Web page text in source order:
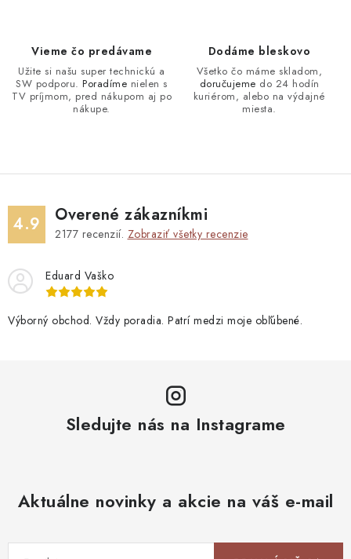
Vieme čo predávame
Užite si našu super technickú a
SW podporu. Poradíme nielen s
TV príjmom, pred nákupom aj po
nákupe.
Dodáme bleskovo
Všetko čo máme skladom,
doručujeme do 24 hodín
kuriérom, alebo na výdajné
miesta.
4.9 Overené zákazníkmi
2177 recenzií. Zobraziť všetky recenzie
Eduard Vaško
Výborný obchod. Vždy poradia. Patrí medzi moje obľúbené.
Sledujte nás na Instagrame
Aktuálne novinky a akcie na váš e-mail